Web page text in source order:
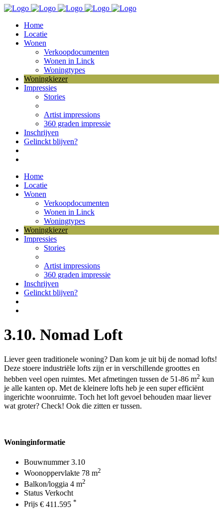
Home
Locatie
Wonen
Verkoopdocumenten
Wonen in Linck
Woningtypes
Woningkiezer
Impressies
Stories
Artist impressions
360 graden impressie
Inschrijven
Gelinckt blijven?
Home
Locatie
Wonen
Verkoopdocumenten
Wonen in Linck
Woningtypes
Woningkiezer
Impressies
Stories
Artist impressions
360 graden impressie
Inschrijven
Gelinckt blijven?
3.10. Nomad Loft
Liever geen traditionele woning? Dan kom je uit bij de nomad lofts!
Deze stoere industriële lofts zijn er in verschillende groottes en
hebben veel open ruimtes. Met afmetingen tussen de 51-86 m2 kun
je alle kanten op. Met de kleinere lofts heb je een super efficiënt
ingerichte woonruimte. Toch het loft gevoel behouden maar liever
wat groter? Check! Ook die zitten er tussen.
Woninginformatie
Bouwnummer 3.10
Woonoppervlakte 78 m2
Balkon/loggia 4 m2
Status Verkocht
Prijs € 411.595 *